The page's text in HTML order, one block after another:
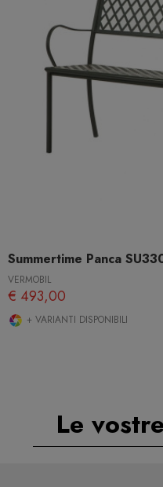
Summertime Panca
VERMOBIL
€ 493,00
+ VARIANTI DISPONIBILI
Le